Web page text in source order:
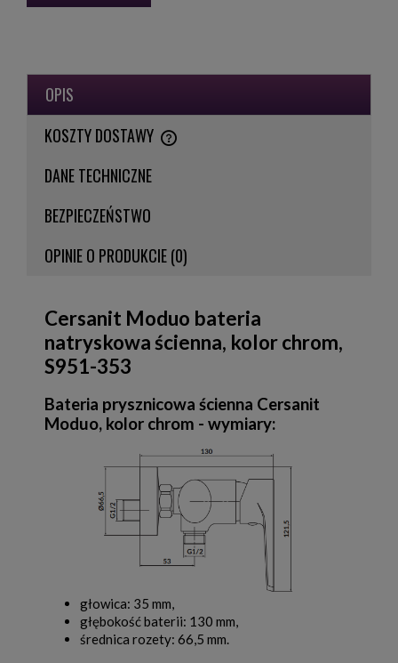
OPIS
KOSZTY DOSTAWY
CENA NIE ZAWIERA EWENTUALNYCH KOSZTÓW PŁATNOŚCI
DANE TECHNICZNE
BEZPIECZEŃSTWO
OPINIE O PRODUKCIE (0)
Cersanit Moduo bateria
natryskowa ścienna, kolor chrom,
S951-353
Bateria prysznicowa ścienna Cersanit
Moduo, kolor chrom - wymiary:
głowica: 35 mm,
głębokość baterii: 130 mm,
średnica rozety: 66,5 mm.